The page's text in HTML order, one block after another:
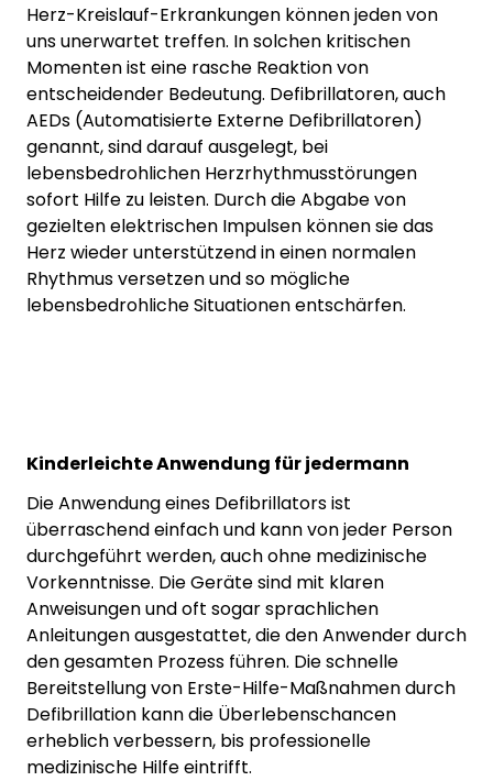
Herz-Kreislauf-Erkrankungen können jeden von
uns unerwartet treffen. In solchen kritischen
Momenten ist eine rasche Reaktion von
entscheidender Bedeutung. Defibrillatoren, auch
AEDs (Automatisierte Externe Defibrillatoren)
genannt, sind darauf ausgelegt, bei
lebensbedrohlichen Herzrhythmusstörungen
sofort Hilfe zu leisten. Durch die Abgabe von
gezielten elektrischen Impulsen können sie das
Herz wieder unterstützend in einen normalen
Rhythmus versetzen und so mögliche
lebensbedrohliche Situationen entschärfen.
Kinderleichte Anwendung für jedermann
Die Anwendung eines Defibrillators ist
überraschend einfach und kann von jeder Person
durchgeführt werden, auch ohne medizinische
Vorkenntnisse. Die Geräte sind mit klaren
Anweisungen und oft sogar sprachlichen
Anleitungen ausgestattet, die den Anwender durch
den gesamten Prozess führen. Die schnelle
Bereitstellung von Erste-Hilfe-Maßnahmen durch
Defibrillation kann die Überlebenschancen
erheblich verbessern, bis professionelle
medizinische Hilfe eintrifft.